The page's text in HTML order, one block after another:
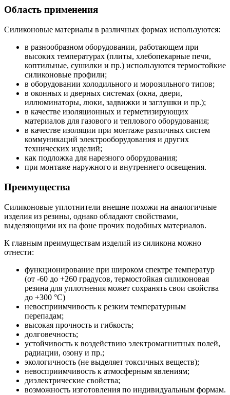
Область применения
Силиконовые материалы в различных формах используются:
в разнообразном оборудовании, работающем при
высоких температурах (плиты, хлебопекарные печи,
коптильные, сушилки и пр.) используются термостойкие
силиконовые профили;
в оборудовании холодильного и морозильного типов;
в оконных и дверных системах (окна, двери,
иллюминаторы, люки, задвижки и заглушки и пр.);
в качестве изоляционных и герметизирующих
материалов для газового и теплового оборудования;
в качестве изоляции при монтаже различных систем
коммуникаций электрооборудования и других
технических изделий;
как подложка для нарезного оборудования;
при монтаже наружного и внутреннего освещения.
Преимущества
Силиконовые уплотнители внешне похожи на аналогичные
изделия из резины, однако обладают свойствами,
выделяющими их на фоне прочих подобных материалов.
К главным преимуществам изделий из силикона можно
отнести:
функционирование при широком спектре температур
(от -60 до +260 градусов, термостойкая силиконовая
резина для уплотнения может сохранять свои свойства
до +300 °С)
невосприимчивость к резким температурным
перепадам;
высокая прочность и гибкость;
долговечность;
устойчивость к воздействию электромагнитных полей,
радиации, озону и пр.;
экологичность (не выделяет токсичных веществ);
невосприимчивость к атмосферным явлениям;
диэлектрические свойства;
возможность изготовления по индивидуальным формам.